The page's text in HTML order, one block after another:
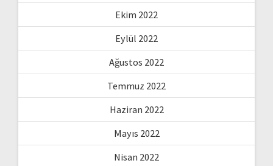
Ekim 2022
Eylül 2022
Ağustos 2022
Temmuz 2022
Haziran 2022
Mayıs 2022
Nisan 2022